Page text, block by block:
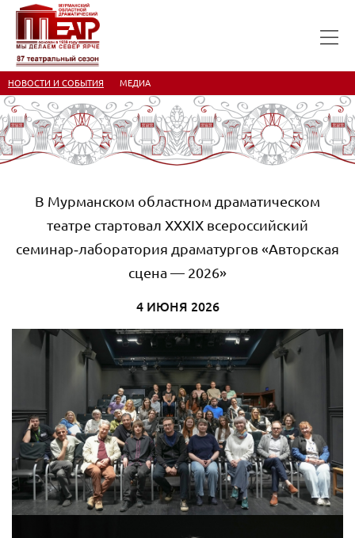
НОВОСТИ И СОБЫТИЯ МЕДИА
В Мурманском областном драматическом
театре стартовал XXXIX всероссийский
семинар‑лаборатория драматургов «Авторская
сцена — 2026»
4 ИЮНЯ 2026